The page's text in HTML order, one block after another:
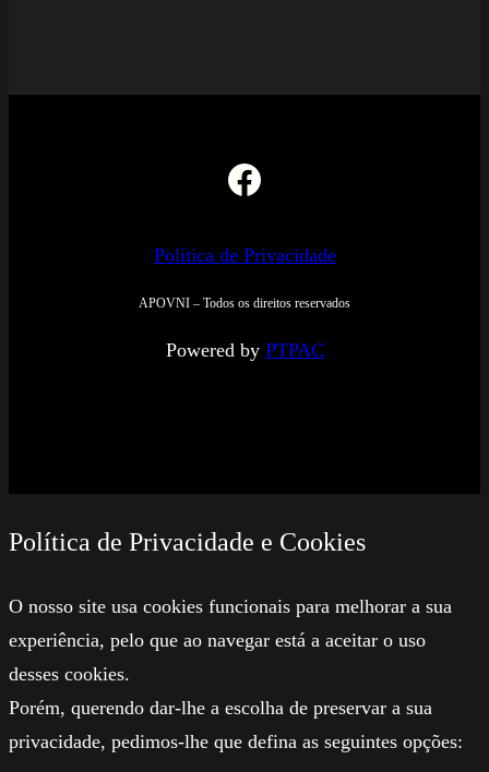
Facebook
Política de Privacidade
APOVNI – Todos os direitos reservados
Powered by PTPAC
Política de Privacidade e Cookies
O nosso site usa cookies funcionais para melhorar a sua
experiência, pelo que ao navegar está a aceitar o uso
desses cookies.
Porém, querendo dar-lhe a escolha de preservar a sua
privacidade, pedimos-lhe que defina as seguintes opções: